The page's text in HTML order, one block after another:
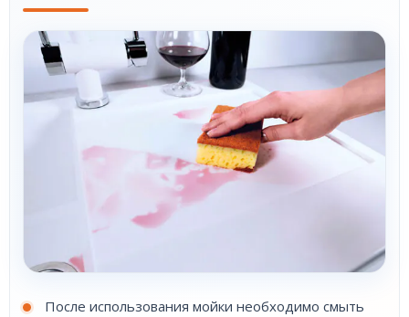
После использования мойки необходимо смыть